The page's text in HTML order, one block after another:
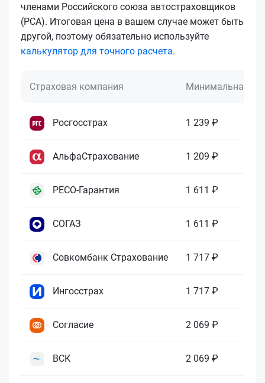
членами Российского союза автостраховщиков
(РСА). Итоговая цена в вашем случае может быть
другой, поэтому обязательно используйте
калькулятор для точного расчета.
Страховая компания Минимальная
Росгосстрах 1 239 ₽
АльфаСтрахование 1 209 ₽
РЕСО-Гарантия 1 611 ₽
СОГАЗ 1 611 ₽
Совкомбанк Страхование 1 717 ₽
Ингосстрах 1 717 ₽
Согласие 2 069 ₽
ВСК 2 069 ₽